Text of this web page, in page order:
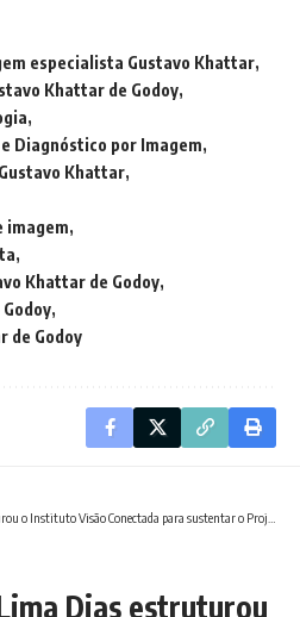
especialista Gustavo Khattar
Khattar de Godoy
Diagnóstico por Imagem
Khattar
imagem
Khattar de Godoy
de Godoy
Conectada para sustentar o Projeto Visão em Dia ao longo do tempo
Dias estruturou